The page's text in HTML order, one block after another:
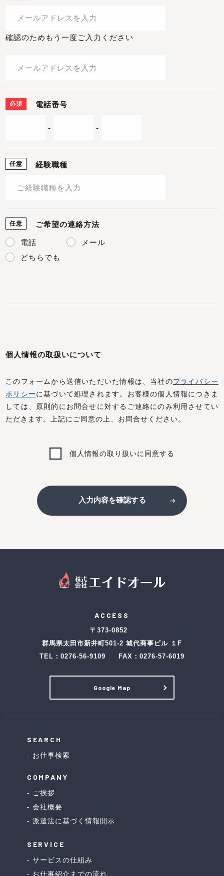
確認のためもう一度ご入力ください
必須 電話番号
- -
任意 経験職種
任意 ご希望の連絡方法
電話
メール
どちらでも
個人情報の取扱いについて
このフォームから送信いただいた情報は、当社のプライバシー
ポリシーに基づいて処理されます。お客様の個人情報につきま
しては、原則的にお問合せに対するご連絡にのみ利用させてい
ただきます。上記にご同意の上、お問合せください。
個人情報の取り扱いに同意する
入力内容を確認する
ACCESS
〒373-0852
群馬県太田市新井町501-2 城代商事ビル １F
TEL： 0276-56-9109 FAX：0276-57-6019
Google Map
SEARCH
お仕事検索
COMPANY
ご挨拶
会社概要
派遣法に基づく情報開示
SERVICE
サービスの仕組み
お仕事紹介までの流れ